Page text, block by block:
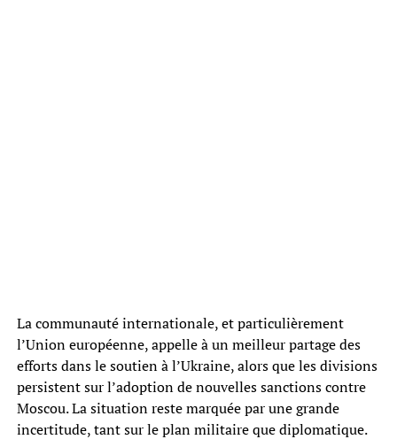
La communauté internationale, et particulièrement
l’Union européenne, appelle à un meilleur partage des
efforts dans le soutien à l’Ukraine, alors que les divisions
persistent sur l’adoption de nouvelles sanctions contre
Moscou. La situation reste marquée par une grande
incertitude, tant sur le plan militaire que diplomatique.